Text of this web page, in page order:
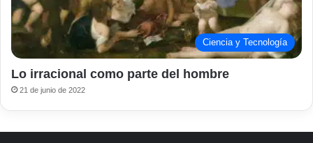
Ciencia y Tecnología
Lo irracional como parte del hombre
21 de junio de 2022